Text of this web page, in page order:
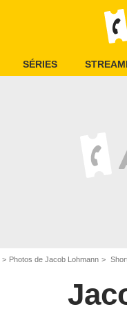
SÉRIES
Photos de Jacob Lohmann